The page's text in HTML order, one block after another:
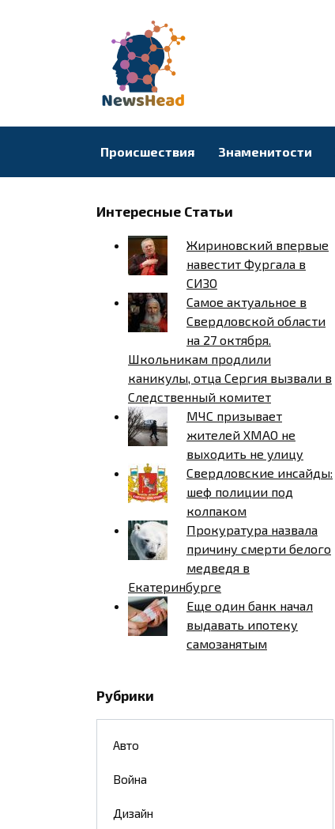
Происшествия Знаменитости
Интересные Статьи
Жириновский впервые
навестит Фургала в
СИЗО
Самое актуальное в
Свердловской области
на 27 октября.
Школьникам продлили
каникулы, отца Сергия вызвали в
Следственный комитет
МЧС призывает
жителей ХМАО не
выходить не улицу
Свердловские инсайды:
шеф полиции под
колпаком
Прокуратура назвала
причину смерти белого
медведя в
Екатеринбурге
Еще один банк начал
выдавать ипотеку
самозанятым
Рубрики
Авто
Война
Дизайн